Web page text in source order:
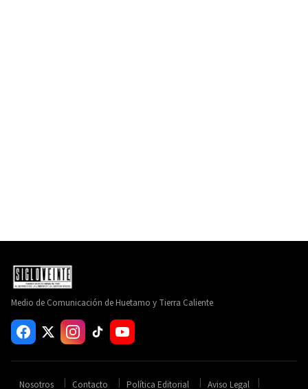
Medio de Comunicación de Huetamo y Tierra Caliente
Nosotros Contacto Política Editorial Aviso Legal